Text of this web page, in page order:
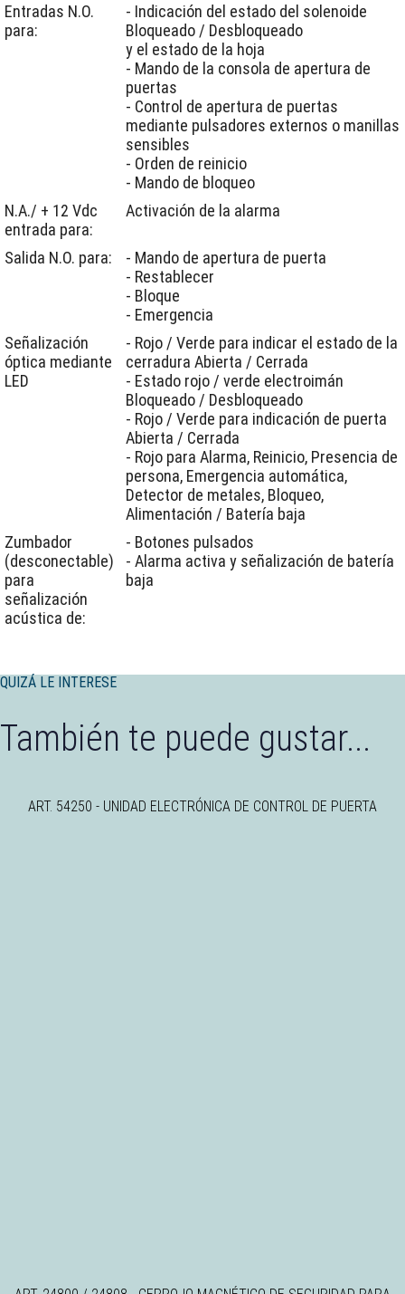
Entradas N.O.
para:
- Indicación del estado del solenoide
Bloqueado / Desbloqueado
y el estado de la hoja
- Mando de la consola de apertura de
puertas
- Control de apertura de puertas
mediante pulsadores externos o manillas
sensibles
- Orden de reinicio
- Mando de bloqueo
N.A./ + 12 Vdc
entrada para:
Activación de la alarma
Salida N.O. para:
- Mando de apertura de puerta
- Restablecer
- Bloque
- Emergencia
Señalización
óptica mediante
LED
- Rojo / Verde para indicar el estado de la
cerradura Abierta / Cerrada
- Estado rojo / verde electroimán
Bloqueado / Desbloqueado
- Rojo / Verde para indicación de puerta
Abierta / Cerrada
- Rojo para Alarma, Reinicio, Presencia de
persona, Emergencia automática,
Detector de metales, Bloqueo,
Alimentación / Batería baja
Zumbador
(desconectable)
para
señalización
acústica de:
- Botones pulsados
- Alarma activa y señalización de batería
baja
QUIZÁ LE INTERESE
También te puede gustar...
ART. 54250 - UNIDAD ELECTRÓNICA DE CONTROL DE PUERTA